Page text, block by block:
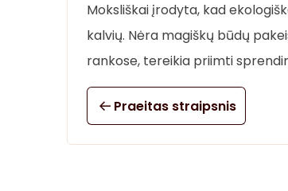
Moksliškai įrodyta, kad
kalvių. Nėra magiškų būdų
rankose, tereikia priimti
Praeitas straipsnis